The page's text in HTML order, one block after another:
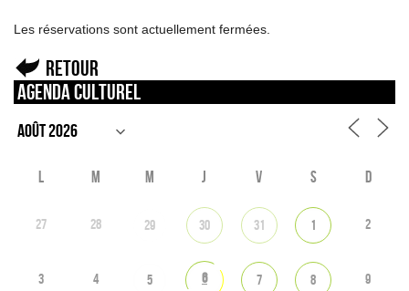
Les réservations sont actuellement fermées.
Retour
Agenda culturel
L M M J V S D
27 28 29 30 31 1 2
3 4 5 6 7 8 9